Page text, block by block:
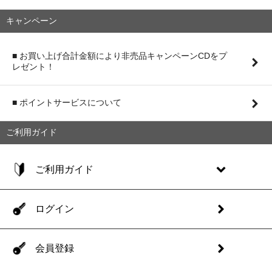
キャンペーン
■ お買い上げ合計金額により非売品キャンペーンCDをプ
レゼント！
■ ポイントサービスについて
ご利用ガイド
ご利用ガイド
ログイン
会員登録